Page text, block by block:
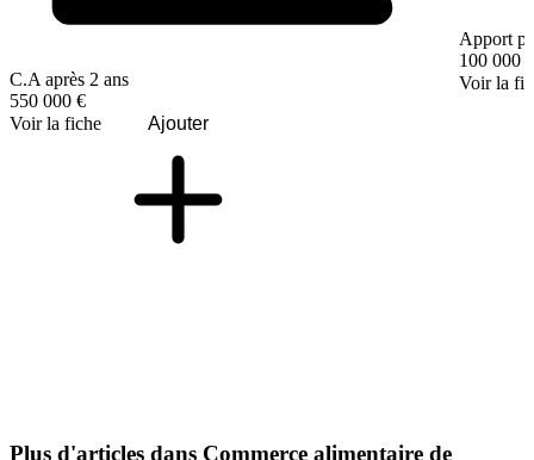
C.A après 2 ans
550 000 €
Voir la fiche
Ajouter
Apport
100 000 €
Voir la
Plus d'articles dans Commerce alimentaire de